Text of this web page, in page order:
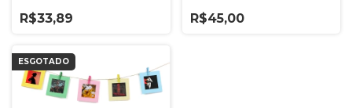
R$33,89 R$45,00
ESGOTADO